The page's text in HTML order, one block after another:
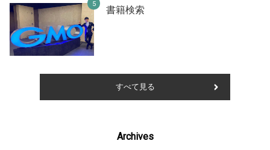
書籍検索
すべて見る
Archives